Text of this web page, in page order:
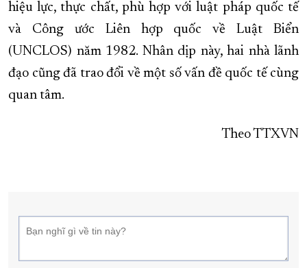
hiệu lực, thực chất, phù hợp với luật pháp quốc tế
và Công ước Liên hợp quốc về Luật Biển
(UNCLOS) năm 1982. Nhân dịp này, hai nhà lãnh
đạo cũng đã trao đổi về một số vấn đề quốc tế cùng
quan tâm.
Theo TTXVN